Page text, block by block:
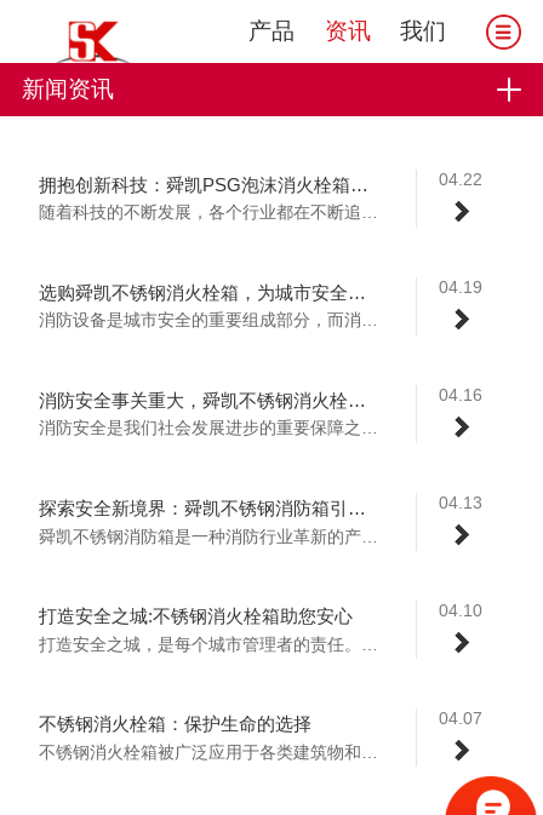
产品 资讯 我们
新闻资讯
04.22
拥抱创新科技：舜凯PSG泡沫消火栓箱带领消防行业新潮流
04.19
选购舜凯不锈钢消火栓箱，为城市安全保驾护航
消防设备是城市安全的重要组成部分，而消防...
04.16
消防安全事关重大，舜凯不锈钢消火栓箱带来安心保障
消防安全是我们社会发展进步的重要保障之一...
04.13
探索安全新境界：舜凯不锈钢消防箱引导消防行业革新
舜凯不锈钢消防箱是一种消防行业革新的产品...
04.10
打造安全之城:不锈钢消火栓箱助您安心
04.07
不锈钢消火栓箱：保护生命的选择